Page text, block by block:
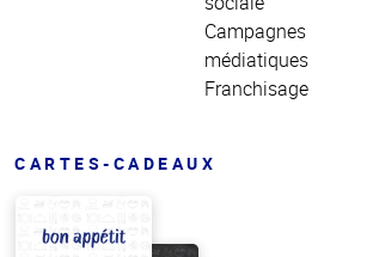
Campagnes
médiatiques
Franchisage
CARTES-CADEAUX